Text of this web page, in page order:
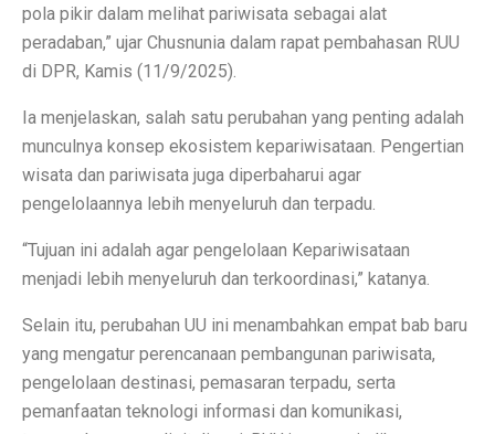
Perbandingan ADV160 vs Nmax 155, Lihat Spesifikasi
7 HP Flagship Android Terkencang 2025, Bukan
Air Minum Biru: Inovasi Teknologi yang Buka
Gaming Lancar Tanpa Ngelag, Infinix GT 30 Jadi
Amazfit Buka Store Pertama di Indonesia,
Siap Kalahkan Samsung S25 FE, 3 HP Kamera
3 Rekomendasi HP Spek Gahar Harga Terjangkau di
TECNO Pova 6 Pro 5G: Gaming Murah dengan
pola pikir dalam melihat pariwisata sebagai alat
peradaban,” ujar Chusnunia dalam rapat pembahasan RUU
di DPR, Kamis (11/9/2025).
Ia menjelaskan, salah satu perubahan yang penting adalah
munculnya konsep ekosistem kepariwisataan. Pengertian
wisata dan pariwisata juga diperbaharui agar
pengelolaannya lebih menyeluruh dan terpadu.
“Tujuan ini adalah agar pengelolaan Kepariwisataan
menjadi lebih menyeluruh dan terkoordinasi,” katanya.
Selain itu, perubahan UU ini menambahkan empat bab baru
yang mengatur perencanaan pembangunan pariwisata,
pengelolaan destinasi, pemasaran terpadu, serta
pemanfaatan teknologi informasi dan komunikasi,